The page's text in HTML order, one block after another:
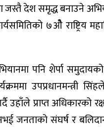
जस्तै देश समृद्ध बनाउने
७ओै राष्ट्रिय
पनि शेर्पा समुदायको
उपप्रधानमन्त्री सिंहले
उहाँले प्राप्त अधिकारको
जनताको संघर्ष र